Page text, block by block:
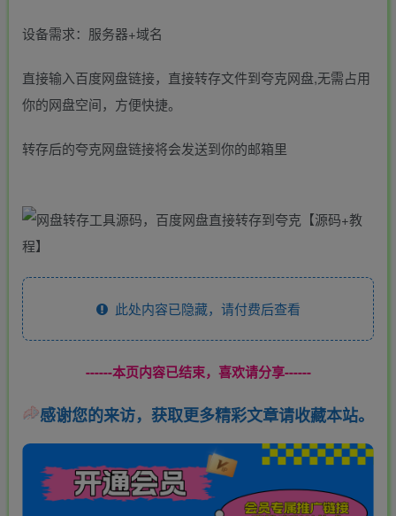
设备需求：服务器+域名
直接输入百度网盘链接，直接转存文件到夸克网盘,无需占用
你的网盘空间，方便快捷。
转存后的夸克网盘链接将会发送到你的邮箱里
此处内容已隐藏，请付费后查看
------本页内容已结束，喜欢请分享------
感谢您的来访，获取更多精彩文章请收藏本站。